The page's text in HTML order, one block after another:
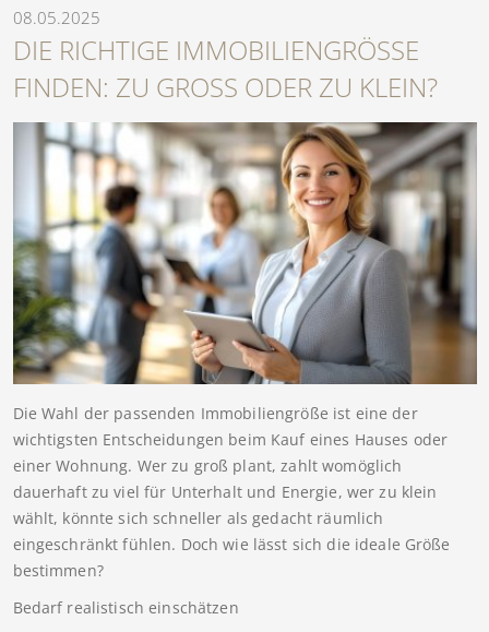
08.05.2025
DIE RICHTIGE IMMOBILIENGRÖSSE F
INDEN: ZU GROSS ODER ZU KLEIN?
Die Wahl der passenden Immobiliengröße ist eine der
wichtigsten Entscheidungen beim Kauf eines Hauses oder
einer Wohnung. Wer zu groß plant, zahlt womöglich
dauerhaft zu viel für Unterhalt und Energie, wer zu klein
wählt, könnte sich schneller als gedacht räumlich
eingeschränkt fühlen. Doch wie lässt sich die ideale Größe
bestimmen?
Bedarf realistisch einschätzen